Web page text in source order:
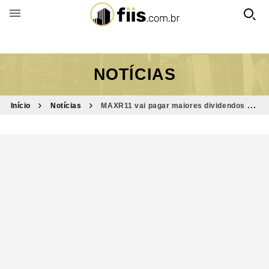
BUSCAR POR FUNDO
NOTÍCIAS
Início Notícias
MAXR11 vai pagar maiores dividendos em